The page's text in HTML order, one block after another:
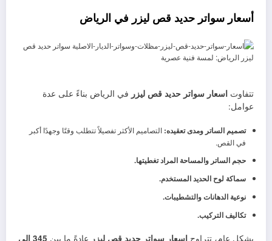
أسعار سواتر حديد قص ليزر في الرياض
تتفاوت اسعار سواتر حديد قص ليزر في الرياض بناءً على عدة
عوامل:
تصميم الساتر ومدى تعقيده: التصاميم الأكثر تفصيلاً تتطلب وقتًا وجهدًا أكبر
في القص.
حجم الساتر والمساحة المراد تغطيتها.
سماكة لوح الحديد المستخدم.
نوعية الدهانات والتشطيبات.
تكاليف التركيب.
بشكل عام، تتراوح اسعار سواتر حديد قص ليزر عادةً ما بين 345 إلى